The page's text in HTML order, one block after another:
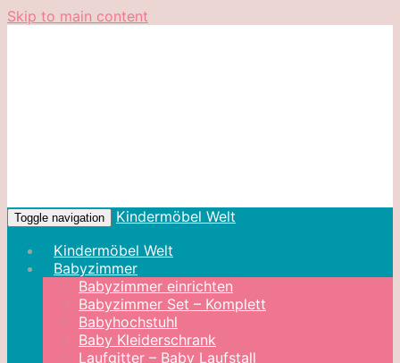
Skip to main content
Toggle navigation
Kindermöbel Welt
Kindermöbel Welt
Babyzimmer
Babyzimmer einrichten
Babyzimmer Set – Komplett
Babyhochstuhl
Baby Kleiderschrank
Laufgitter – Baby Laufstall